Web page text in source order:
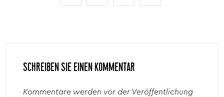
SCHREIBEN SIE EINEN KOMMENTAR
Kommentare werden vor der Veröffentlichung